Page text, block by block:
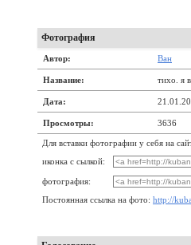
Фотография
Автор: Ван
Название: тихо. я
Дата:
Просмотры: 3636
Для вставки фотографии у себя на
иконка с сылкой:
фотография:
Постоянная ссылка на фото: http://